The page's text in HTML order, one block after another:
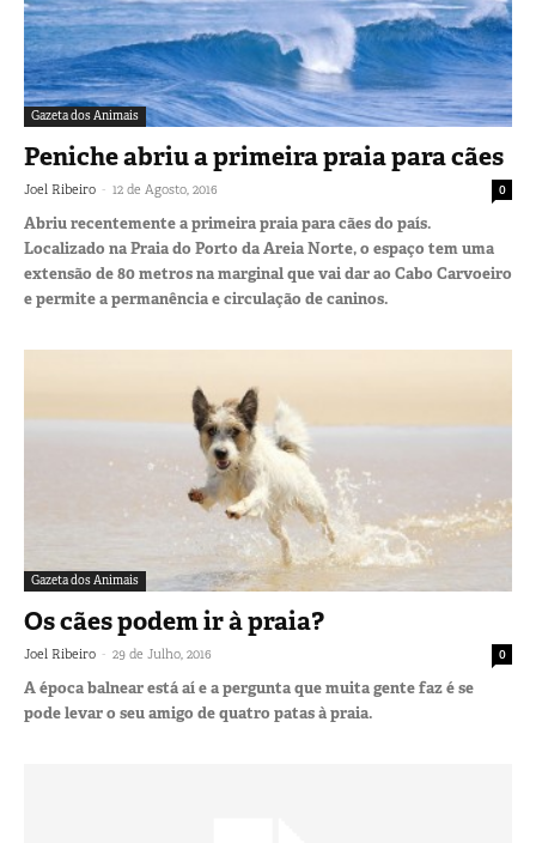
Gazeta dos Animais
Peniche abriu a primeira praia para cães
Joel Ribeiro - 12 de Agosto, 2016 0
Abriu recentemente a primeira praia para cães do país.
Localizado na Praia do Porto da Areia Norte, o espaço tem uma
extensão de 80 metros na marginal que vai dar ao Cabo Carvoeiro
e permite a permanência e circulação de caninos.
Gazeta dos Animais
Os cães podem ir à praia?
Joel Ribeiro - 29 de Julho, 2016 0
A época balnear está aí e a pergunta que muita gente faz é se
pode levar o seu amigo de quatro patas à praia.